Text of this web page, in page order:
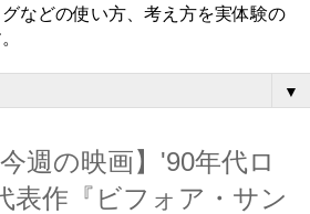
などの使い方、考え方を実体験の
▼
週の映画】'90年代ロ
表作『ビフォア・サン